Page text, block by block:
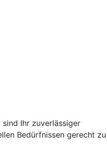
Ihr zuverlässiger
Bedürfnissen gerecht zu